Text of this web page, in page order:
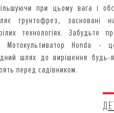
при цьому вага і
грунтофрез, засновані
технологіях.Забудьте
Мотокультиватор Honda -
шлях до вирішення будь-
перед садівником.